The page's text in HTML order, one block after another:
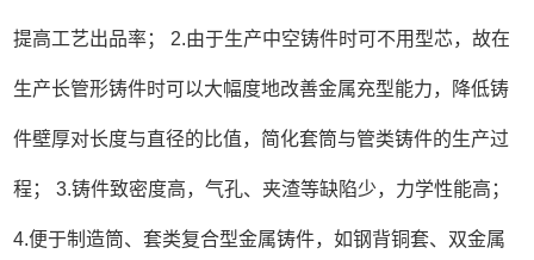
提高工艺出品率； 2.由于生产中空铸件时可不用型芯，故在
生产长管形铸件时可以大幅度地改善金属充型能力，降低铸
件壁厚对长度与直径的比值，简化套筒与管类铸件的生产过
程； 3.铸件致密度高，气孔、夹渣等缺陷少，力学性能高；
4.便于制造筒、套类复合型金属铸件，如钢背铜套、双金属